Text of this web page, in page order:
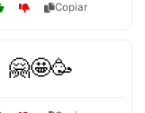
Copiar
🤗🤩🥳